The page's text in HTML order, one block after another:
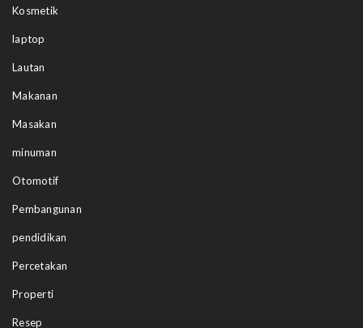
Kosmetik
laptop
Lautan
Makanan
Masakan
minuman
Otomotif
Pembangunan
pendidikan
Percetakan
Properti
Resep